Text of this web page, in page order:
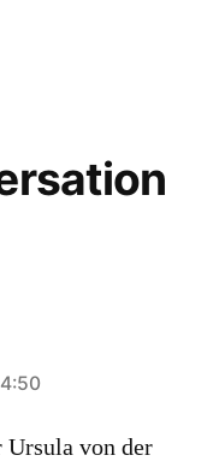
Ursula von der